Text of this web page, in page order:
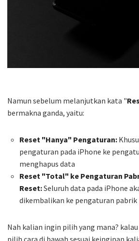
Namun sebelum melanjutkan kata "
bermakna ganda, yaitu:
Reset "Hanya" Pengaturan:
pengaturan pada iPhone ke
menghapus data
Reset "Total" ke Pengaturan
Reset:Seluruh data pada iPhone
dikembalikan ke pengaturan pabrik
Nah kalian ingin pilih yang mana?
pilih cara di bawah sesuai keinginan